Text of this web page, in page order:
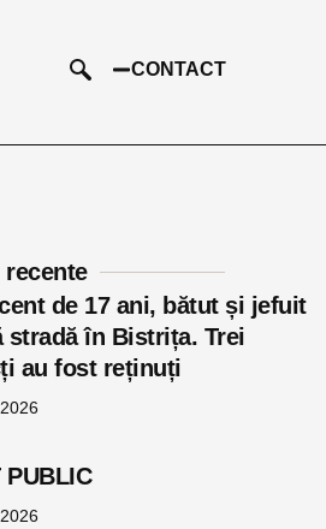
CONTACT
de 17 ani, bătut și jefuit
stradă în Bistrița. Trei
au fost reținuți
PUBLIC